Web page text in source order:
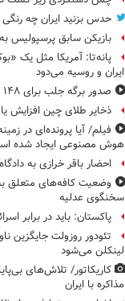
حدس بزنید ایران چه
بازیکن سابق پرسپولیس
پانه‌تا: آمریکا مثل یک
ایران و روسیه می‌دود
صدور برگه جلب برای ۱۴۸ متهم متخلف ارزی
ذخایر طلای چین افزایش
فیلم/ آیا پرونده‌ای در
هوش مصنوعی ایجاد شده
احضار باقر خرازی به
وضعیت کافه‌های متعلق
سخنگوی عدلیه
پاکستان: باید در برابر
تئودور روزولت جایگزین
لینکلن می‌شود
کاریکاتور/ تلاش‌های
مذاکره با ایران